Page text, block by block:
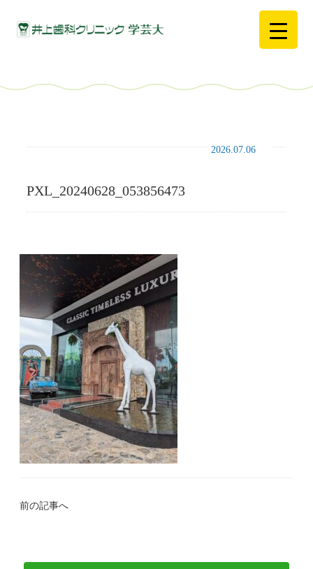
2026.07.06
PXL_20240628_053856473
前の記事へ